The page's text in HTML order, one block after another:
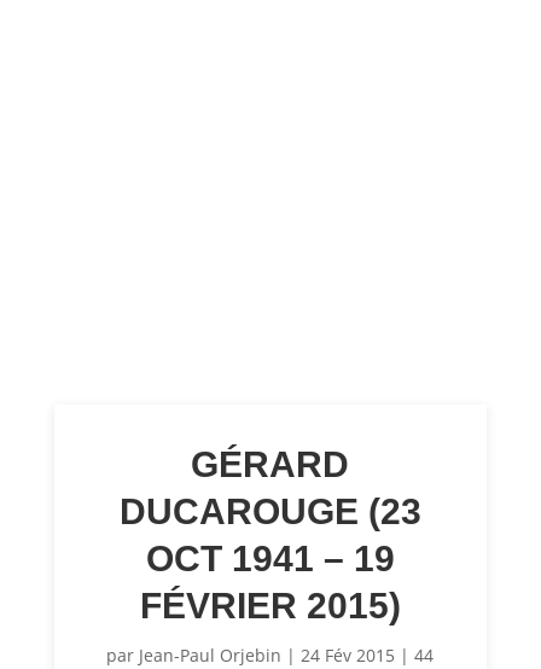
GÉRARD
DUCAROUGE (23
OCT 1941 – 19
FÉVRIER 2015)
par Jean-Paul Orjebin |24 Fév 2015 |44